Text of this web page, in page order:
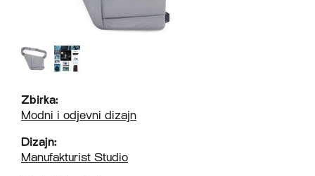
Zbirka:
Modni i odjevni dizajn
Dizajn:
Manufakturist Studio